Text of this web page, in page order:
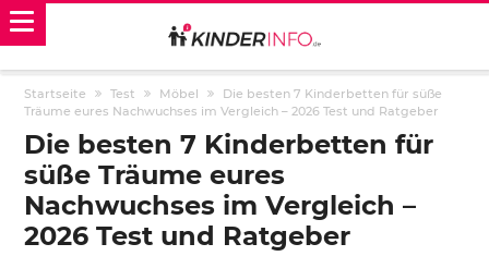
Startseite Test Möbel
Die besten 7 Kinderbetten für süße
Träume eures Nachwuchses im Vergleich – 2026 Test und Ratgeber
Die besten 7 Kinderbetten für
süße Träume eures
Nachwuchses im Vergleich –
2026 Test und Ratgeber